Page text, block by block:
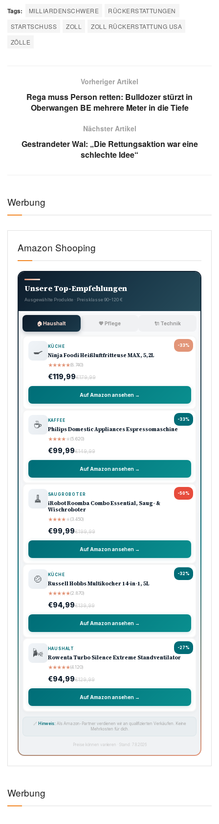
Tags: MILLIARDENSCHWERE
RÜCKERSTATTUNGEN
STARTSCHUSS
ZOLL
ZOLL RÜCKERSTATTUNG USA
ZÖLLE
Vorheriger Artikel
Rega muss Person retten: Bulldozer stürzt in
Oberwangen BE mehrere Meter in die Tiefe
Nächster Artikel
Gestrandeter Wal: „Die Rettungsaktion war eine
schlechte Idee“
Werbung
Amazon Shooping
Unsere Top-Empfehlungen
Ausgewählte Produkte · Preisklasse 90–120 €
🏠 Haushalt 💖 Pflege 🔌 Technik
-33%
🍳 KÜCHE
Ninja Foodi Heißluftfritteuse MAX, 5,2L
★★★★★(8.740)
€119,99€179,99
Auf Amazon ansehen →
-33%
☕ KAFFEE
Philips Domestic Appliances Espressomaschine
★★★★★(5.620)
€99,99€149,99
Auf Amazon ansehen →
-50%
🧹 SAUGROBOTER
iRobot Roomba Combo Essential, Saug- &
Wischroboter
★★★★★(3.450)
€99,99€199,99
Auf Amazon ansehen →
-32%
🍲 KÜCHE
Russell Hobbs Multikocher 14-in-1, 5L
★★★★★(2.870)
€94,99€139,99
Auf Amazon ansehen →
-27%
🌬️ HAUSHALT
Rowenta Turbo Silence Extreme Standventilator
★★★★★(4.120)
€94,99€129,99
Auf Amazon ansehen →
🔗 Hinweis: Als Amazon-Partner verdienen wir an qualifizierten Verkäufen. Keine
Mehrkosten für dich.
Preise können variieren · Stand: 7.8.2026
Werbung